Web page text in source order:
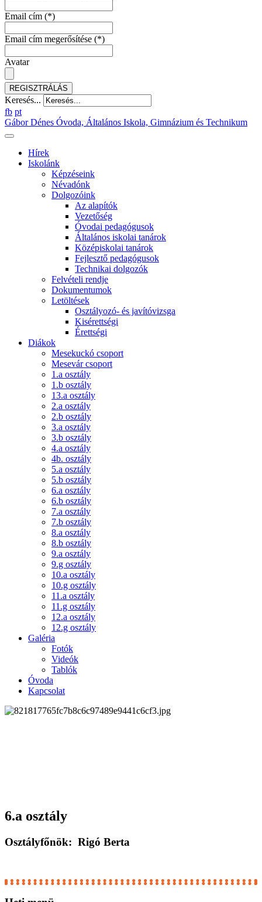
Email cím (*)
Email cím megerősítése (*)
Avatar
REGISZTRÁLÁS
Keresés...
fb pt
Gábor Dénes Óvoda, Általános Iskola, Gimnázium és Technikum
Hírek
Iskolánk
Képzéseink
Névadónk
Dolgozóink
Az alapítók
Vezetőség
Óvodai pedagógusok
Általános iskolai tanárok
Középiskolai tanárok
Fejlesztő pedagógusok
Technikai dolgozók
Felvételi rendje
Dokumentumok
Letöltések
Osztályozó- és javítóvizsga
Kisérettségi
Érettségi
Diákok
Mesekuckó csoport
Mesevár csoport
1.a osztály
1.b osztály
13.a osztály
2.a osztály
2.b osztály
3.a osztály
3.b osztály
4.a osztály
4b. osztály
5.a osztály
5.b osztály
6.a osztály
6.b osztály
7.a osztály
7.b osztály
8.a osztály
8.b osztály
9.a osztály
9.g osztály
10.a osztály
10.g osztály
11.a osztály
11.g osztály
12.a osztály
12.g osztály
Galéria
Fotók
Videók
Tablók
Óvoda
Kapcsolat
6.a osztály
Osztályfőnök: Rigó Berta